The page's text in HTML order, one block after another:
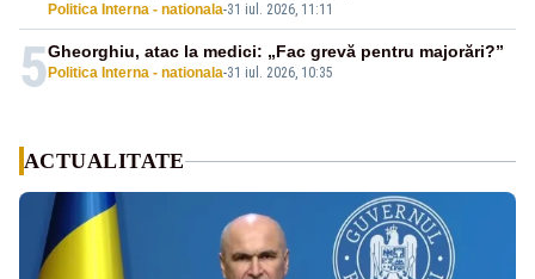
Politica Interna - nationala-31 iul. 2026, 11:11
5 Politica Interna - nationala-31 iul. 2026, 10:35
Gheorghiu, atac la medici: „Fac grevă pentru majorări?”
ACTUALITATE